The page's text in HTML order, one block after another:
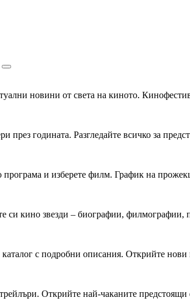
новини от света на киното.
през годината. Разгледайте всичко за
програма и изберете филм. График на
си кино звезди – биографии,
с подробни описания. Открийте
Открийте най-чаканите